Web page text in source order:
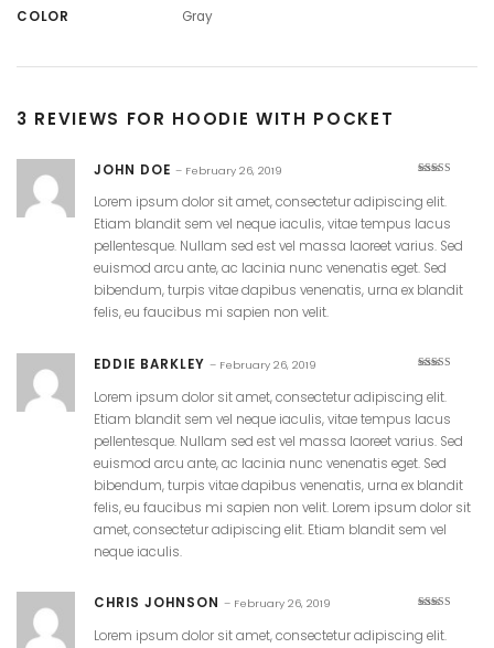
COLOR Gray
3 REVIEWS FOR HOODIE WITH POCKET
of 5
JOHN DOE – February 26, 2019
Lorem ipsum dolor sit amet, consectetur adipiscing elit.
Etiam blandit sem vel neque iaculis, vitae tempus lacus
pellentesque. Nullam sed est vel massa laoreet varius. Sed
euismod arcu ante, ac lacinia nunc venenatis eget. Sed
bibendum, turpis vitae dapibus venenatis, urna ex blandit
felis, eu faucibus mi sapien non velit.
of 5
EDDIE BARKLEY – February 26, 2019
Lorem ipsum dolor sit amet, consectetur adipiscing elit.
Etiam blandit sem vel neque iaculis, vitae tempus lacus
pellentesque. Nullam sed est vel massa laoreet varius. Sed
euismod arcu ante, ac lacinia nunc venenatis eget. Sed
bibendum, turpis vitae dapibus venenatis, urna ex blandit
felis, eu faucibus mi sapien non velit. Lorem ipsum dolor sit
amet, consectetur adipiscing elit. Etiam blandit sem vel
neque iaculis.
out of 5
CHRIS JOHNSON – February 26, 2019
Lorem ipsum dolor sit amet, consectetur adipiscing elit.